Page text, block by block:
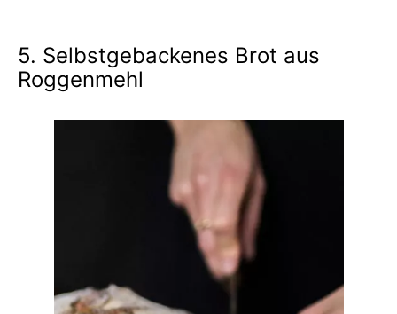
5. Selbstgebackenes Brot aus
Roggenmehl